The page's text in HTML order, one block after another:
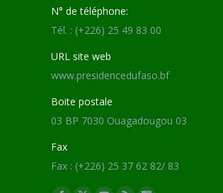
N° de téléphone:
Tél. : (+226) 25 49 83 00
URL site web
www.presidencedufaso.bf
Boite postale
03 BP 7030 Ouagadougou 03
Fax
Fax : (+226) 25 37 62 82/ 83